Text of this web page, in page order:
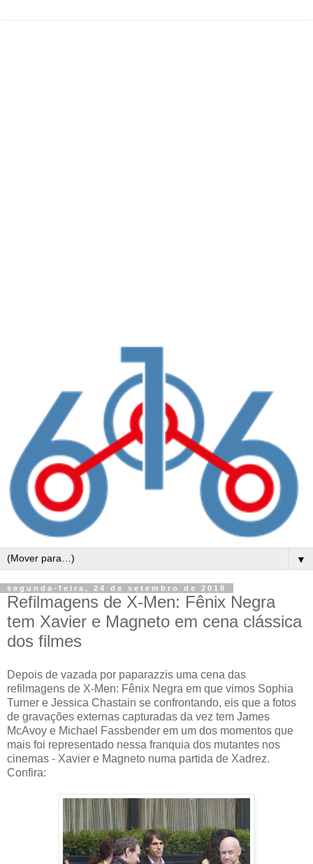
▼
segunda-feira, 24 de setembro de 2018
Refilmagens de X-Men: Fênix Negra
tem Xavier e Magneto em cena clássica
dos filmes
Depois de vazada por paparazzis uma cena das
refilmagens de X-Men: Fênix Negra em que vimos Sophia
Turner e Jessica Chastain se confrontando, eis que a fotos
de gravações externas capturadas da vez tem James
McAvoy e Michael Fassbender em um dos momentos que
mais foi representado nessa franquia dos mutantes nos
cinemas - Xavier e Magneto numa partida de Xadrez.
Confira: